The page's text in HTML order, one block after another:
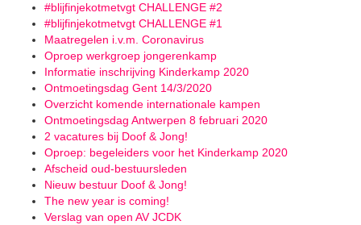
#blijfinjekotmetvgt CHALLENGE #2
#blijfinjekotmetvgt CHALLENGE #1
Maatregelen i.v.m. Coronavirus
Oproep werkgroep jongerenkamp
Informatie inschrijving Kinderkamp 2020
Ontmoetingsdag Gent 14/3/2020
Overzicht komende internationale kampen
Ontmoetingsdag Antwerpen 8 februari 2020
2 vacatures bij Doof & Jong!
Oproep: begeleiders voor het Kinderkamp 2020
Afscheid oud-bestuursleden
Nieuw bestuur Doof & Jong!
The new year is coming!
Verslag van open AV JCDK